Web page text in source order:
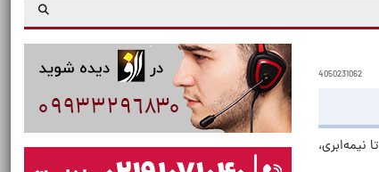
4050231062
نیمه‌ابری،